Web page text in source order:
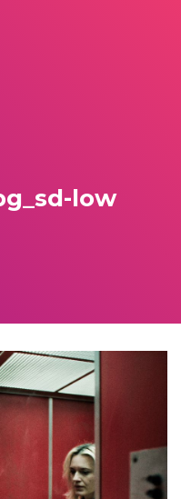
low